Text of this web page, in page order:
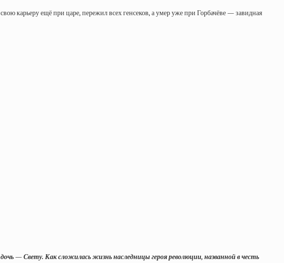
карьеру ещё при царе, пережил всех генсеков, а умер уже при Горбачёве — завидная
— Свету. Как сложилась жизнь наследницы героя революции, названной в честь